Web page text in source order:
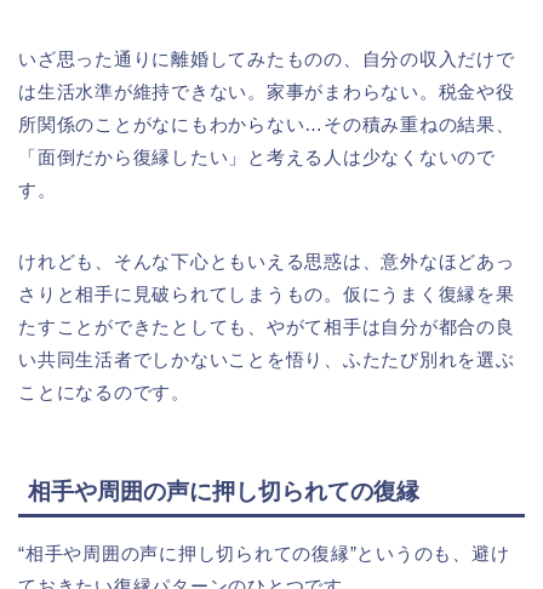
いざ思った通りに離婚してみたものの、自分の収入だけで
は生活水準が維持できない。家事がまわらない。税金や役
所関係のことがなにもわからない…その積み重ねの結果、
「面倒だから復縁したい」と考える人は少なくないので
す。
けれども、そんな下心ともいえる思惑は、意外なほどあっ
さりと相手に見破られてしまうもの。仮にうまく復縁を果
たすことができたとしても、やがて相手は自分が都合の良
い共同生活者でしかないことを悟り、ふたたび別れを選ぶ
ことになるのです。
相手や周囲の声に押し切られての復縁
“相手や周囲の声に押し切られての復縁”というのも、避け